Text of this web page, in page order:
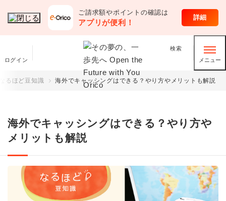
ご請求額やポイントの確認は
アプリが便利！
詳細
ログイン
検索
メニュー
オリコのサービス
るほど豆知識 海外でキャッシングはできる？やり方やメリットも解説
海外でキャッシングはできる？やり方や
メリットも解説